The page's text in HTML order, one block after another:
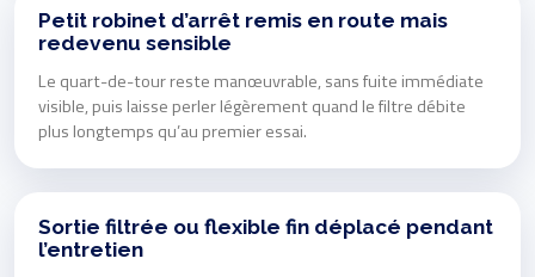
Petit robinet d’arrêt remis en route mais
redevenu sensible
Le quart-de-tour reste manœuvrable, sans fuite immédiate
visible, puis laisse perler légèrement quand le filtre débite
plus longtemps qu’au premier essai.
Sortie filtrée ou flexible fin déplacé pendant
l’entretien